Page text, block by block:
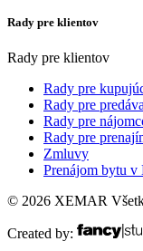
Rady pre klientov
Rady pre klientov
Rady pre
Rady pre
Rady pre
Rady pre
Zmluvy
Prenájom bytu v
© 2026 XEMAR
Created by: